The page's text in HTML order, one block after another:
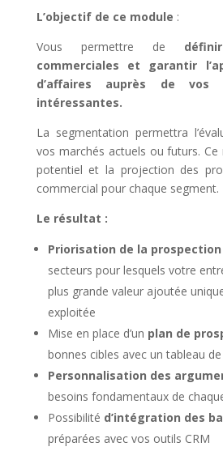
L’objectif de ce module :
Vous permettre de
commerciales et garantir
d’affaires auprès de
intéressantes.
La segmentation permettra
vos marchés actuels ou futurs. Ce
potentiel et la projection des
commercial pour chaque segment.
Le résultat :
Priorisation de la prospection
secteurs pour lesquels votre
plus grande valeur ajoutée
exploitée
Mise en place d’un plan de
bonnes cibles avec un tableau
Personnalisation des
besoins fondamentaux de
Possibilité d’intégration des
préparées avec vos outils CRM